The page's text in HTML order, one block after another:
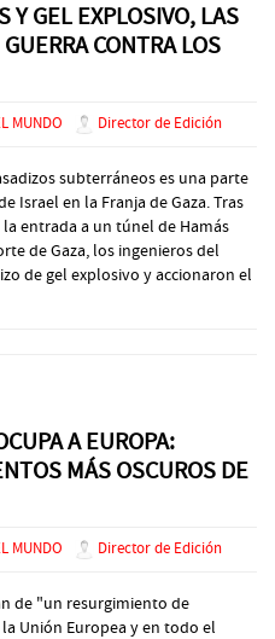
Y GEL EXPLOSIVO, LAS
CONTRA LOS
MUNDO Director de Edición
subterráneos es una parte
Israel en la Franja de Gaza. Tras
entrada a un túnel de Hamás
de Gaza, los ingenieros del
de gel explosivo y accionaron el
A EUROPA:
MÁS OSCUROS DE
MUNDO Director de Edición
de "un resurgimiento de
Unión Europea y en todo el